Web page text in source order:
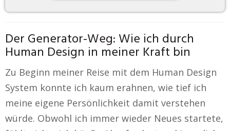
Der Generator-Weg: Wie ich durch
Human Design in meiner Kraft bin
Zu Beginn meiner Reise mit dem Human Design
System konnte ich kaum erahnen, wie tief ich
meine eigene Persönlichkeit damit verstehen
würde. Obwohl ich immer wieder Neues startete,